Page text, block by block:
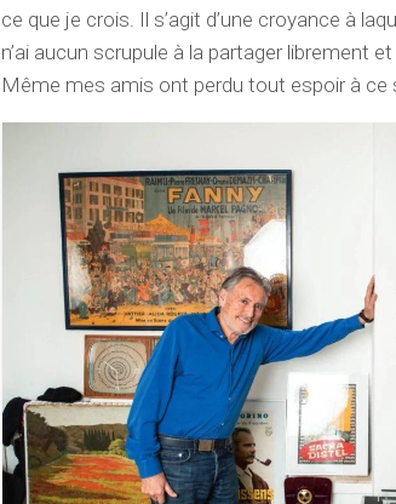
ce que je crois. Il s’agit d’une croyance à
n’ai aucun scrupule à la partager librement
Même mes amis ont perdu tout espoir à ce